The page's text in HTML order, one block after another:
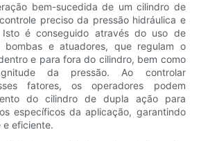
bem-sucedida de um cilindro de
preciso da pressão hidráulica e
é conseguido através do uso de
bombas e atuadores, que regulam o
e para fora do cilindro, bem como
da pressão. Ao controlar
fatores, os operadores podem
do cilindro de dupla ação para
específicos da aplicação, garantindo
e eficiente.